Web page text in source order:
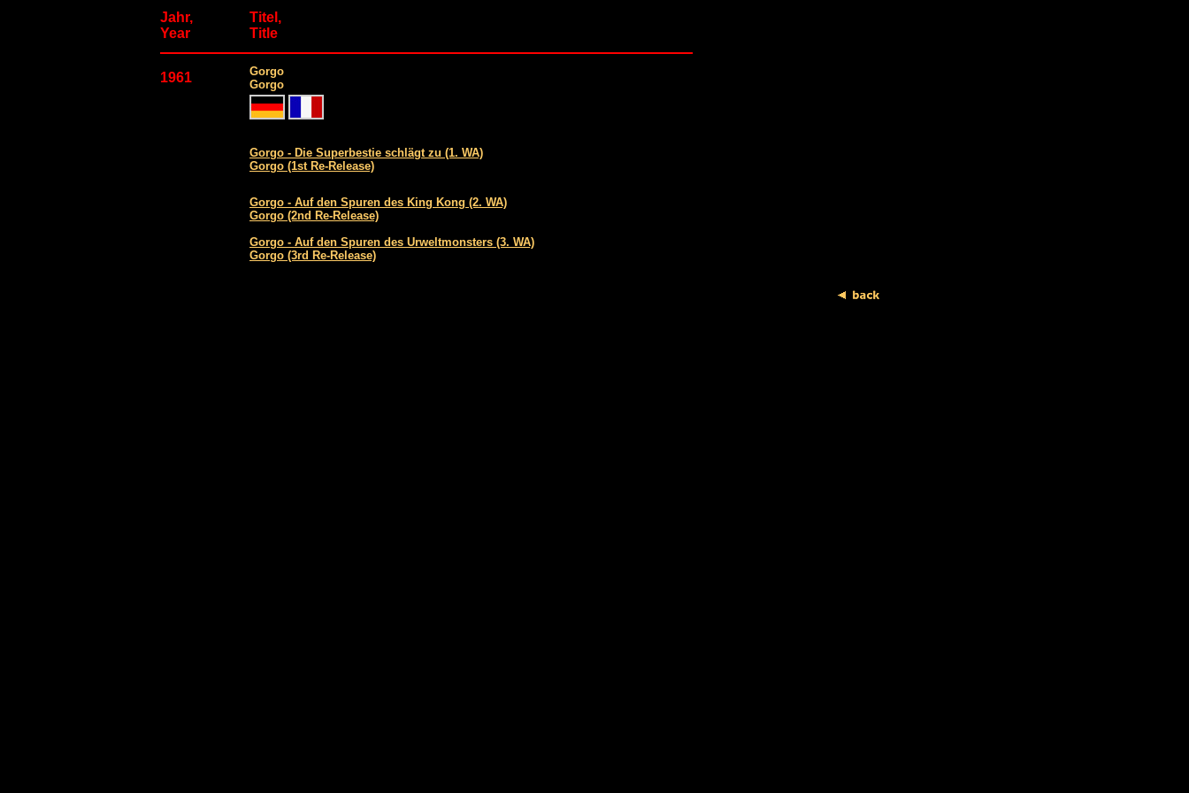
Jahr,
Year
Titel,
Title
1961
Gorgo
Gorgo
Gorgo - Die Superbestie schlägt zu (1. WA)
Gorgo (1st Re-Release)
Gorgo - Auf den Spuren des King Kong (2. WA)
Gorgo (2nd Re-Release)
Gorgo - Auf den Spuren des Urweltmonsters (3. WA)
Gorgo (3rd Re-Release)